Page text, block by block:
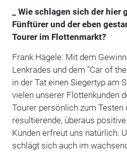
_ Wie schlagen sich der hier
Fünftürer und der eben
Tourer im Flottenmarkt?
Frank Hägele: Mit dem
Lenkrades und dem "Car of
in der Tat einen Siegertyp am
vielen unserer Flottenkunden
Tourer persönlich zum Testen
resultierende, überaus
Kunden erfreut uns natürlich.
schlägt sich auch im